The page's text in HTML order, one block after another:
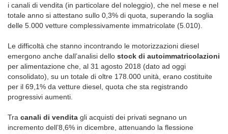
i canali di vendita (in particolare del noleggio), che nel mese e nel
totale anno si attestano sullo 0,3% di quota, superando la soglia
delle 5.000 vetture complessivamente immatricolate (5.010).
Le difficoltà che stanno incontrando le motorizzazioni diesel
emergono anche dall’analisi dello stock di autoimmatricolazioni
per alimentazione che, al 31 agosto 2018 (dato ad oggi
consolidato), su un totale di oltre 178.000 unità, erano costituite
per il 69,1% da vetture diesel, quota che sta registrando
progressivi aumenti.
Tra canali di vendita gli acquisti dei privati segnano un
incremento dell’8,6% in dicembre, attenuando la flessione